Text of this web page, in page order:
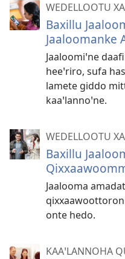
WEDELLOOTU
Baxillu
Jaaloomanke
Jaaloomiꞌne
heeꞌriro, sufa
lamete giddo
kaaꞌlannoꞌne.
WEDELLOOTU
Baxillu
Jaalooma
onte hedo.
KAAꞌLANNOHA